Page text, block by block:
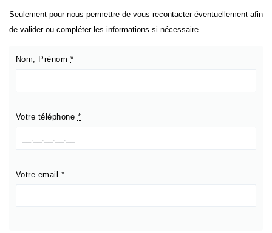
Seulement pour nous permettre de vous recontacter éventuellement afin
de valider ou compléter les informations si nécessaire.
Nom, Prénom *
Votre téléphone *
Votre email *